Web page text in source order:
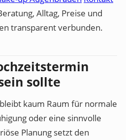
Alltag, Preise und
transparent verbunden.
sollte
kaum Raum für normale
oder eine sinnvolle
Planung setzt den